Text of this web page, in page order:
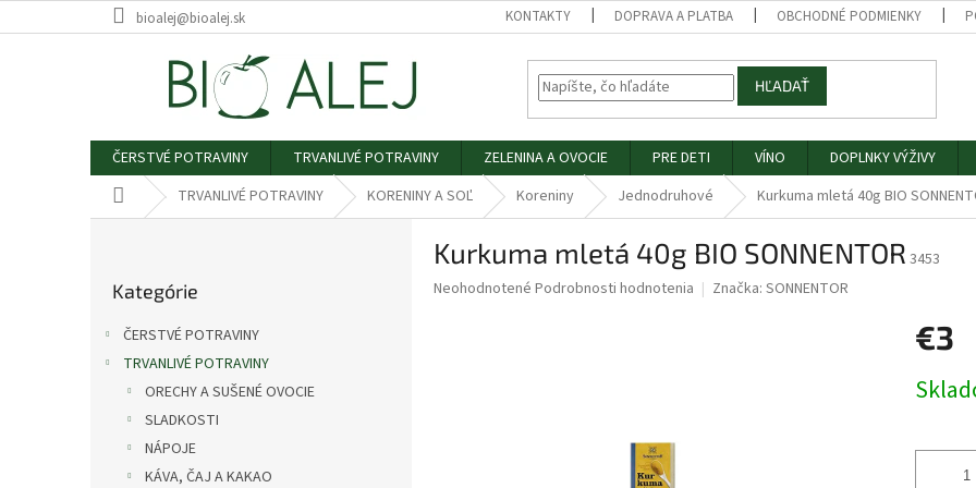
na
bioalej@bioalej.sk KONTAKTY DOPRAVA A PLATBA OBCHODNÉ PODMIENKY
HĽADAŤ
ČERSTVÉ POTRAVINY TRVANLIVÉ POTRAVINY ZELENINA A OVOCIE PRE DETI VÍNO DOPLNKY VÝŽIVY
Domov TRVANLIVÉ POTRAVINY KORENINY A SOĽ Koreniny Jednodruhové Kurkuma mletá 40g BIO
kategórie
Kategórie
ČERSTVÉ POTRAVINY
TRVANLIVÉ POTRAVINY
ORECHY A SUŠENÉ OVOCIE
SLADKOSTI
NÁPOJE
KÁVA, ČAJ A KAKAO
Kurkuma mletá 40g BIO SONNENTOR 3453
Priemerné
Neohodnotené Podrobnosti hodnotenia Značka: SONNENTOR
€3
cena: